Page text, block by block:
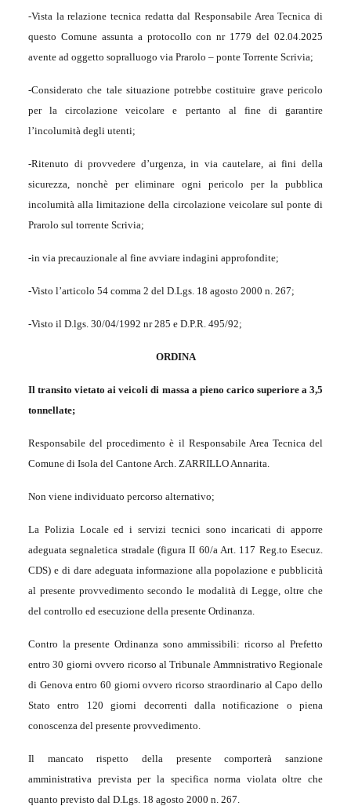
-Vista la relazione tecnica redatta dal Responsabile Area Tecnica di
questo Comune assunta a protocollo con nr 1779 del 02.04.2025
avente ad oggetto sopralluogo via Prarolo – ponte Torrente Scrivia;
-Considerato che tale situazione potrebbe costituire grave pericolo
per la circolazione veicolare e pertanto al fine di garantire
l’incolumità degli utenti;
-Ritenuto di provvedere d’urgenza, in via cautelare, ai fini della
sicurezza, nonchè per eliminare ogni pericolo per la pubblica
incolumità alla limitazione della circolazione veicolare sul ponte di
Prarolo sul torrente Scrivia;
-in via precauzionale al fine avviare indagini approfondite;
-Visto l’articolo 54 comma 2 del D.Lgs. 18 agosto 2000 n. 267;
-Visto il D.lgs. 30/04/1992 nr 285 e D.P.R. 495/92;
ORDINA
Il transito vietato ai veicoli di massa a pieno carico superiore a 3,5
tonnellate;
Responsabile del procedimento è il Responsabile Area Tecnica del
Comune di Isola del Cantone Arch. ZARRILLO Annarita.
Non viene individuato percorso alternativo;
La Polizia Locale ed i servizi tecnici sono incaricati di apporre
adeguata segnaletica stradale (figura II 60/a Art. 117 Reg.to Esecuz.
CDS) e di dare adeguata informazione alla popolazione e pubblicità
al presente provvedimento secondo le modalità di Legge, oltre che
del controllo ed esecuzione della presente Ordinanza.
Contro la presente Ordinanza sono ammissibili: ricorso al Prefetto
entro 30 giorni ovvero ricorso al Tribunale Ammnistrativo Regionale
di Genova entro 60 giorni ovvero ricorso straordinario al Capo dello
Stato entro 120 giorni decorrenti dalla notificazione o piena
conoscenza del presente provvedimento.
Il mancato rispetto della presente comporterà sanzione
amministrativa prevista per la specifica norma violata oltre che
quanto previsto dal D.Lgs. 18 agosto 2000 n. 267.